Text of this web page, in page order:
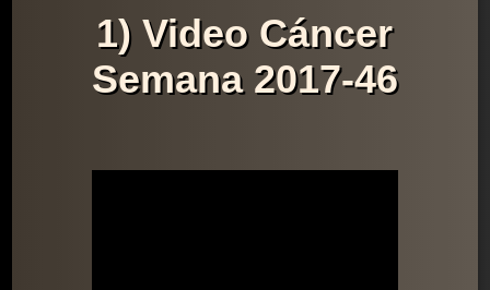
1) Video Cáncer
Semana 2017-46